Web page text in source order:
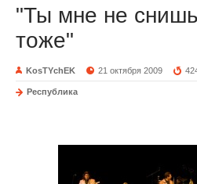
"Ты мне не
тоже"
KosTYchEK 21 октября 2009
Республика